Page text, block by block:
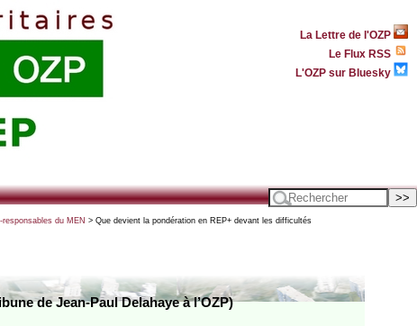
La Lettre de l'OZP
Le Flux RSS
L'OZP sur Bluesky
du MEN > Que devient la pondération en REP+ devant les difficultés
de Jean-Paul Delahaye à l’OZP)